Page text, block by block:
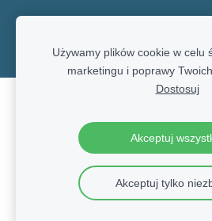
Używamy plików cookie w celu
marketingu i poprawy
Dostosuj
Akceptuj
Akceptuj tylko